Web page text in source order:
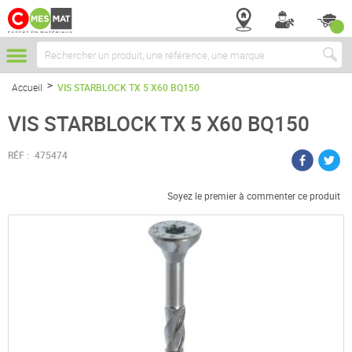
Chercher
Accueil VIS STARBLOCK TX 5 X60 BQ150
VIS STARBLOCK TX 5 X60 BQ150
RÉF : 475474
Soyez le premier à commenter ce produit
Passer